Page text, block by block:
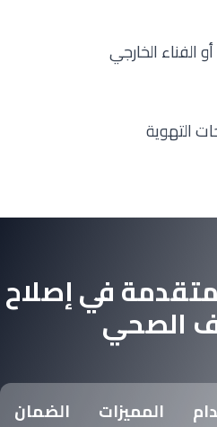
في إصلاح
الصحي
المميزات الضمان